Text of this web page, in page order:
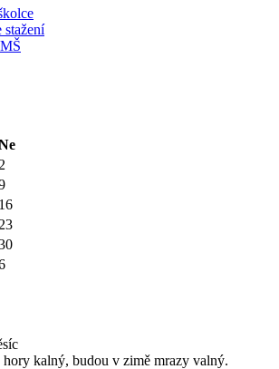
stažení
2
16
23
hory kalný, budou v zimě mrazy valný.